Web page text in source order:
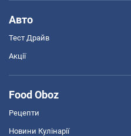
Авто
Тест Драйв
Акції
Food Oboz
Рецепти
Новини Кулінарії